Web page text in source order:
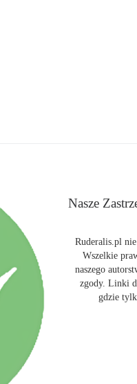
Nasze
Ruderalis.pl
Wszelkie
naszego
zgody. Linki
gdzie